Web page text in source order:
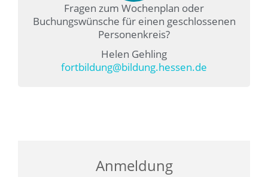
Fragen zum Wochenplan oder
Buchungswünsche für einen geschlossenen
Personenkreis?
Helen Gehling
fortbildung@bildung.hessen.de
Anmeldung